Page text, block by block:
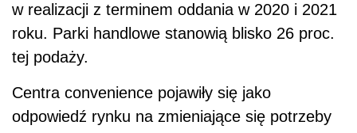
w realizacji z terminem oddania w 2020 i 2021
roku. Parki handlowe stanowią blisko 26 proc.
tej podaży.
Centra convenience pojawiły się jako
odpowiedź rynku na zmieniające się potrzeby